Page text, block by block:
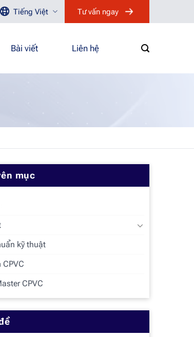
Tiếng Việt Tư vấn ngay
Bài viết Liên hệ
mục
kỹ thuật
CPVC
CPVC